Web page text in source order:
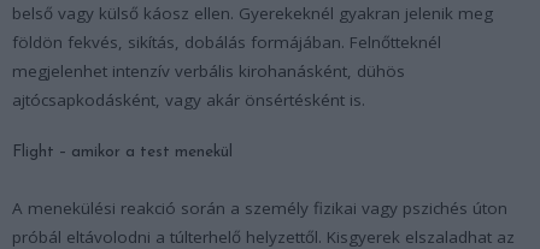
belső vagy külső káosz ellen. Gyerekeknél gyakran jelenik meg
földön fekvés, sikítás, dobálás formájában. Felnőtteknél
megjelenhet intenzív verbális kirohanásként, dühös
ajtócsapkodásként, vagy akár önsértésként is.
Flight – amikor a test menekül
A menekülési reakció során a személy fizikai vagy pszichés úton
próbál eltávolodni a túlterhelő helyzettől. Kisgyerek elszaladhat az